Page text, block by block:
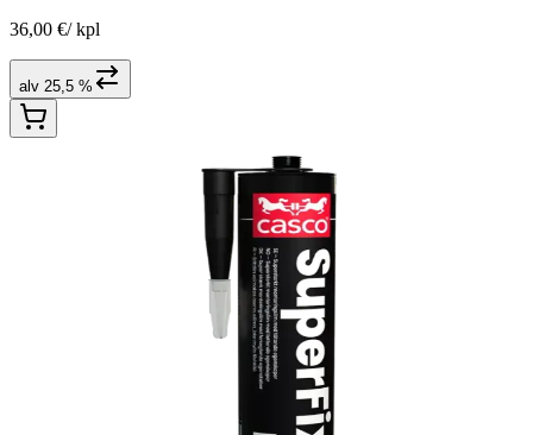
36,00 €/ kpl
alv 25,5 %